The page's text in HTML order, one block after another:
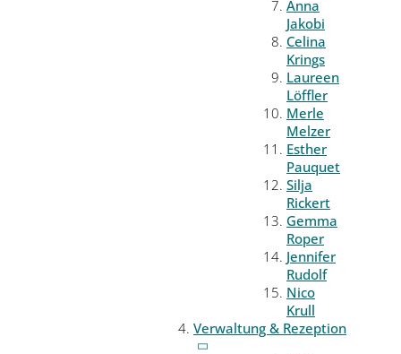
Anna
Jakobi
Celina
Krings
Laureen
Löffler
Merle
Melzer
Esther
Pauquet
Silja
Rickert
Gemma
Roper
Jennifer
Rudolf
Nico
Krull
Verwaltung & Rezeption